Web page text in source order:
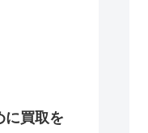
に買取を